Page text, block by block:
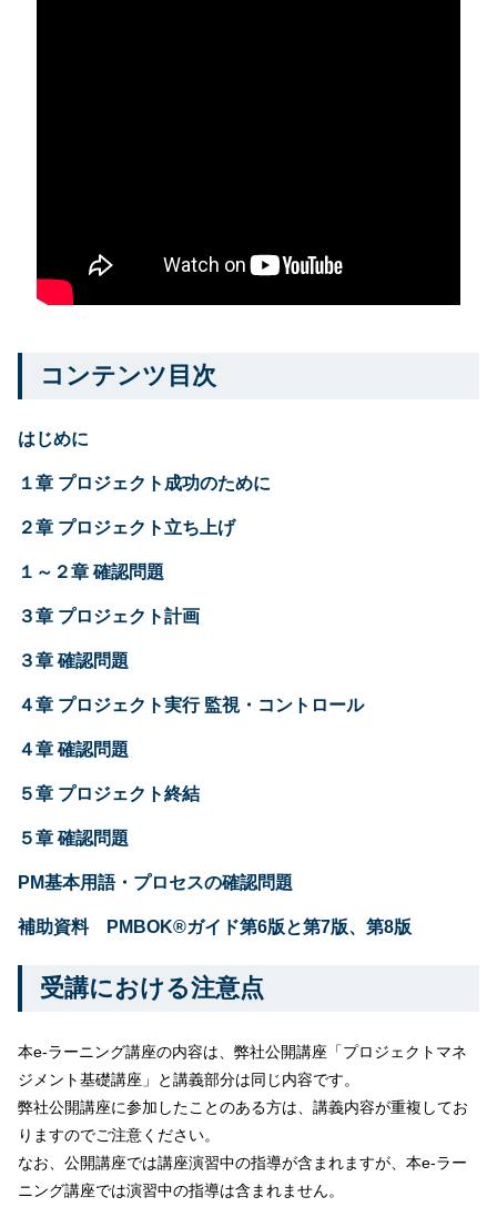
コンテンツ目次
はじめに
１章 プロジェクト成功のために
２章 プロジェクト立ち上げ
１～２章 確認問題
３章 プロジェクト計画
３章 確認問題
４章 プロジェクト実行 監視・コントロール
４章 確認問題
５章 プロジェクト終結
５章 確認問題
PM基本用語・プロセスの確認問題
補助資料 PMBOK®ガイド第6版と第7版、第8版
受講における注意点
本e-ラーニング講座の内容は、弊社公開講座「プロジェクトマネ
ジメント基礎講座」と講義部分は同じ内容です。
弊社公開講座に参加したことのある方は、講義内容が重複してお
りますのでご注意ください。
なお、公開講座では講座演習中の指導が含まれますが、本e-ラー
ニング講座では演習中の指導は含まれません。